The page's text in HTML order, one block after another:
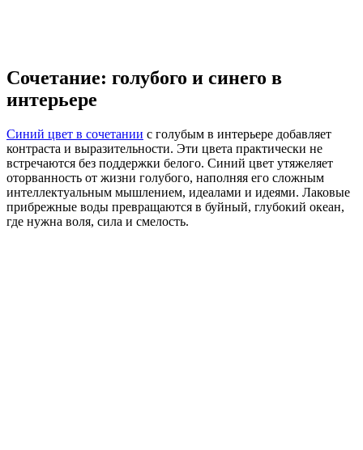
Сочетание: голубого и синего в
интерьере
Синий цвет в сочетании с голубым в интерьере добавляет
контраста и выразительности. Эти цвета практически не
встречаются без поддержки белого. Синий цвет утяжеляет
оторванность от жизни голубого, наполняя его сложным
интеллектуальным мышлением, идеалами и идеями. Лаковые
прибрежные воды превращаются в буйный, глубокий океан,
где нужна воля, сила и смелость.